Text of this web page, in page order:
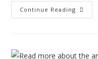
Continue Reading